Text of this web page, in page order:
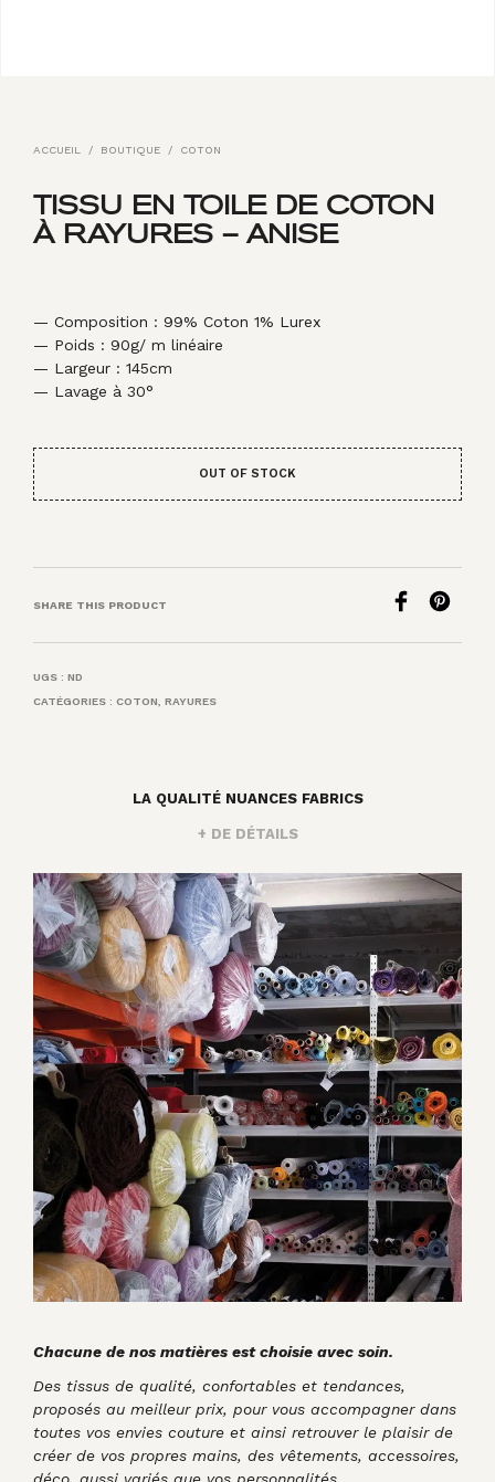
ACCUEIL / BOUTIQUE / COTON
TISSU EN TOILE DE COTON
À RAYURES – ANISE
— Composition : 99% Coton 1% Lurex
— Poids : 90g/ m linéaire
— Largeur : 145cm
— Lavage à 30°
OUT OF STOCK
SHARE THIS PRODUCT
UGS : ND
CATÉGORIES : COTON RAYURES
LA QUALITÉ NUANCES FABRICS
+ DE DÉTAILS
Chacune de nos matières est choisie avec soin.
Des tissus de qualité, confortables et tendances,
proposés au meilleur prix, pour vous accompagner dans
toutes vos envies couture et ainsi retrouver le plaisir de
créer de vos propres mains, des vêtements, accessoires,